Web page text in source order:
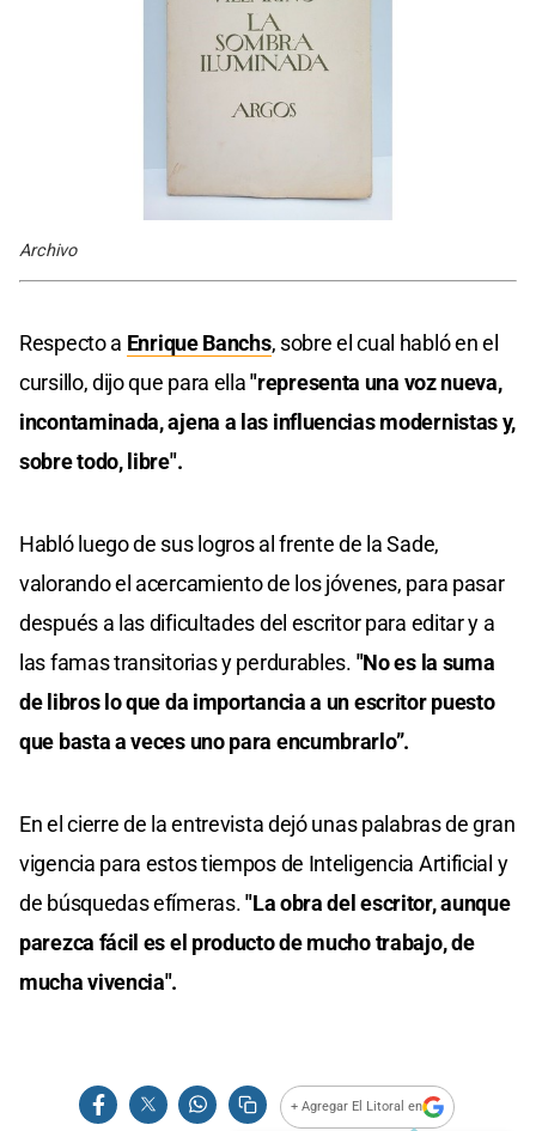
Archivo
Respecto a Enrique Banchs, sobre el cual habló en el
cursillo, dijo que para ella"representa una voz nueva,
incontaminada, ajena a las influencias modernistas y,
sobre todo, libre".
Habló luego de sus logros al frente de la Sade,
valorando el acercamiento de los jóvenes, para pasar
después a las dificultades del escritor para editar y a
las famas transitorias y perdurables. "No es la suma
de libros lo que da importancia a un escritor puesto
que basta a veces uno para encumbrarlo”.
En el cierre de la entrevista dejó unas palabras de gran
vigencia para estos tiempos de Inteligencia Artificial y
de búsquedas efímeras."La obra del escritor, aunque
parezca fácil es el producto de mucho trabajo, de
mucha vivencia".
+ Agregar El Litoral en